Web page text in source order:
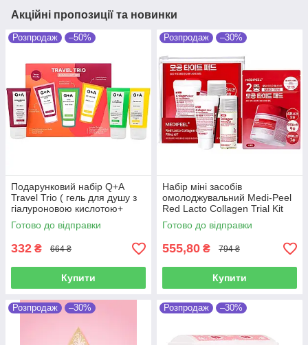
Акційні пропозиції та новинки
Розпродаж –50%
Подарунковий набір Q+A
Travel Trio ( гель для душу з
гіалуроновою кислотою+
відлущуючий скраб для тіла +
лосьйон для тіла з
Готово до відправки
332 ₴ 664 ₴
Купити
Розпродаж –30%
Набір міні засобів
омолоджувальний Medi-Peel
Red Lacto Collagen Trial Kit
Готово до відправки
555,80 ₴ 794 ₴
Купити
Розпродаж –30% Розпродаж –30%